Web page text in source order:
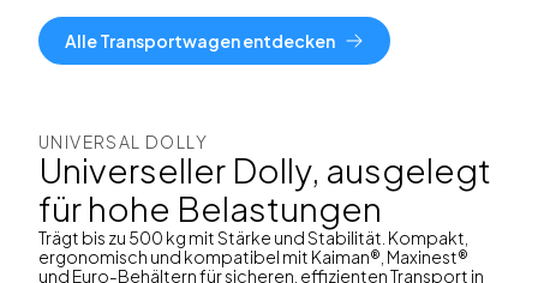
Alle Transportwagen entdecken
UNIVERSAL DOLLY
Universeller Dolly, ausgelegt
für hohe Belastungen
Trägt bis zu 500 kg mit Stärke und Stabilität. Kompakt,
ergonomisch und kompatibel mit Kaiman®, Maxinest®
und Euro-Behältern für sicheren, effizienten Transport in